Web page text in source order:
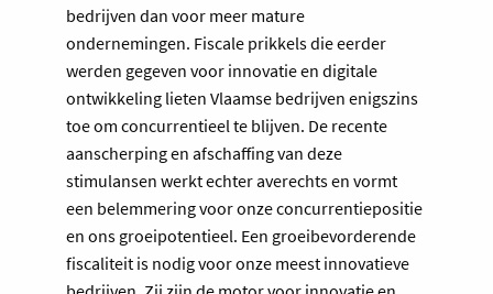
bedrijven dan voor meer mature
ondernemingen. Fiscale prikkels die eerder
werden gegeven voor innovatie en digitale
ontwikkeling lieten Vlaamse bedrijven enigszins
toe om concurrentieel te blijven. De recente
aanscherping en afschaffing van deze
stimulansen werkt echter averechts en vormt
een belemmering voor onze concurrentiepositie
en ons groeipotentieel. Een groeibevorderende
fiscaliteit is nodig voor onze meest innovatieve